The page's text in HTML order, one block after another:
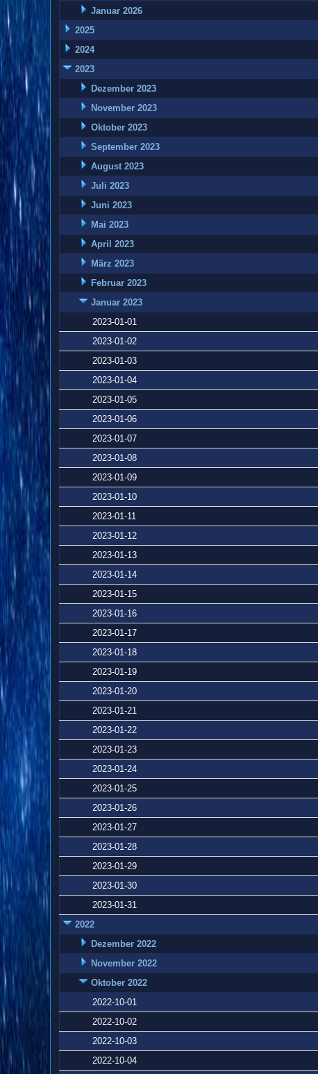
Januar 2026
2025
2024
2023
Dezember 2023
November 2023
Oktober 2023
September 2023
August 2023
Juli 2023
Juni 2023
Mai 2023
April 2023
März 2023
Februar 2023
Januar 2023
2023-01-01
2023-01-02
2023-01-03
2023-01-04
2023-01-05
2023-01-06
2023-01-07
2023-01-08
2023-01-09
2023-01-10
2023-01-11
2023-01-12
2023-01-13
2023-01-14
2023-01-15
2023-01-16
2023-01-17
2023-01-18
2023-01-19
2023-01-20
2023-01-21
2023-01-22
2023-01-23
2023-01-24
2023-01-25
2023-01-26
2023-01-27
2023-01-28
2023-01-29
2023-01-30
2023-01-31
2022
Dezember 2022
November 2022
Oktober 2022
2022-10-01
2022-10-02
2022-10-03
2022-10-04